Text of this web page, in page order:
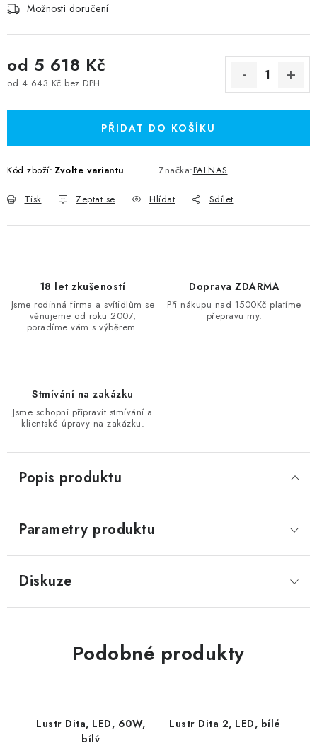
Možnosti doručení
od 5 618 Kč
od 4 643 Kč bez DPH
PŘIDAT DO KOŠÍKU
Kód zboží: Zvolte variantu Značka:PALNAS
Tisk Zeptat se Hlídat Sdílet
18 let zkušeností
Jsme rodinná firma a svítidlům se
věnujeme od roku 2007,
poradíme vám s výběrem.
Doprava ZDARMA
Při nákupu nad 1500Kč platíme
přepravu my.
Stmívání na zakázku
Jsme schopni připravit stmívání a
klientské úpravy na zakázku.
Popis produktu
Parametry produktu
Diskuze
Podobné produkty
Lustr Dita, LED, 60W,
Lustr Dita 2, LED, bílé